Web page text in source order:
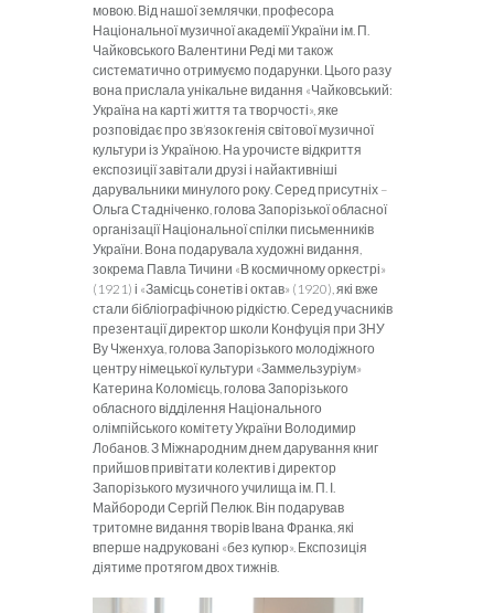
мовою. Від нашої землячки, професора
Національної музичної академії України ім. П.
Чайковського Валентини Реді ми також
систематично отримуємо подарунки. Цього разу
вона прислала унікальне видання «Чайковський:
Україна на карті життя та творчості», яке
розповідає про зв’язок генія світової музичної
культури із Україною. На урочисте відкриття
експозиції завітали друзі і найактивніші
дарувальники минулого року. Серед присутніх –
Ольга Стадніченко, голова Запорізької обласної
організації Національної спілки письменників
України. Вона подарувала художні видання,
зокрема Павла Тичини «В космичному оркестрі»
(1921) і «Замісць сонетів і октав» (1920), які вже
стали бібліографічною рідкістю. Серед учасників
презентації директор школи Конфуція при ЗНУ
Ву Чженхуа, голова Запорізького молодіжного
центру німецької культури «Заммельзуріум»
Катерина Коломієць, голова Запорізького
обласного відділення Національного
олімпійського комітету України Володимир
Лобанов. З Міжнародним днем дарування книг
прийшов привітати колектив і директор
Запорізького музичного училища ім. П. І.
Майбороди Сергій Пелюк. Він подарував
тритомне видання творів Івана Франка, які
вперше надруковані «без купюр». Експозиція
діятиме протягом двох тижнів.